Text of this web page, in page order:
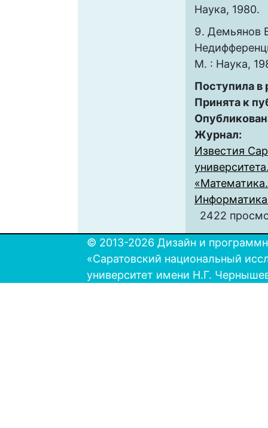
Наука, 1980.
Демьянов
М. : Наука,
Поступила
Принята к
Журнал:
Известия
2422
© 2013-2026 Дизайн и
«Саратовский национальный
университет имени Н.Г.